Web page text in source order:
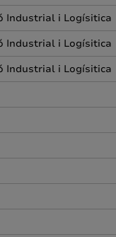
Industrial i Logísitica
Industrial i Logísitica
Industrial i Logísitica